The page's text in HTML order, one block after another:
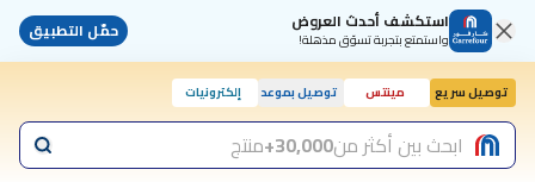
استكشف أحدث العروض
واستمتع بتجربة تسوّق مذهلة! حمّل التطبيق
توصيل سريع مينتس توصيل بموعد إلكترونيات
ابحث بين أكثر من30,000+ منتج